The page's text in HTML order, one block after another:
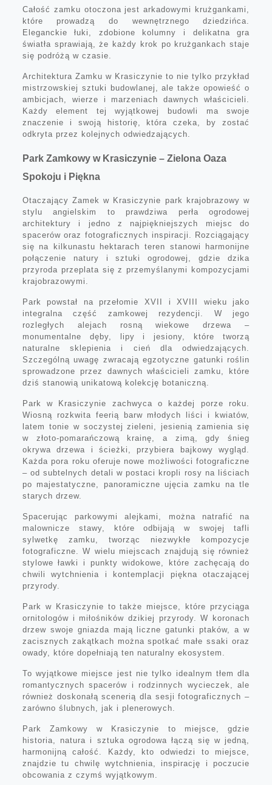
Całość zamku otoczona jest arkadowymi krużgankami,
które prowadzą do wewnętrznego dziedzińca.
Eleganckie łuki, zdobione kolumny i delikatna gra
światła sprawiają, że każdy krok po krużgankach staje
się podróżą w czasie.
Architektura Zamku w Krasiczynie to nie tylko przykład
mistrzowskiej sztuki budowlanej, ale także opowieść o
ambicjach, wierze i marzeniach dawnych właścicieli.
Każdy element tej wyjątkowej budowli ma swoje
znaczenie i swoją historię, która czeka, by zostać
odkryta przez kolejnych odwiedzających.
Park Zamkowy w Krasiczynie – Zielona Oaza
Spokoju i Piękna
Otaczający Zamek w Krasiczynie park krajobrazowy w
stylu angielskim to prawdziwa perła ogrodowej
architektury i jedno z najpiękniejszych miejsc do
spacerów oraz fotograficznych inspiracji. Rozciągający
się na kilkunastu hektarach teren stanowi harmonijne
połączenie natury i sztuki ogrodowej, gdzie dzika
przyroda przeplata się z przemyślanymi kompozycjami
krajobrazowymi.
Park powstał na przełomie XVII i XVIII wieku jako
integralna część zamkowej rezydencji. W jego
rozległych alejach rosną wiekowe drzewa –
monumentalne dęby, lipy i jesiony, które tworzą
naturalne sklepienia i cień dla odwiedzających.
Szczególną uwagę zwracają egzotyczne gatunki roślin
sprowadzone przez dawnych właścicieli zamku, które
dziś stanowią unikatową kolekcję botaniczną.
Park w Krasiczynie zachwyca o każdej porze roku.
Wiosną rozkwita feerią barw młodych liści i kwiatów,
latem tonie w soczystej zieleni, jesienią zamienia się
w złoto-pomarańczową krainę, a zimą, gdy śnieg
okrywa drzewa i ścieżki, przybiera bajkowy wygląd.
Każda pora roku oferuje nowe możliwości fotograficzne
– od subtelnych detali w postaci kropli rosy na liściach
po majestatyczne, panoramiczne ujęcia zamku na tle
starych drzew.
Spacerując parkowymi alejkami, można natrafić na
malownicze stawy, które odbijają w swojej tafli
sylwetkę zamku, tworząc niezwykłe kompozycje
fotograficzne. W wielu miejscach znajdują się również
stylowe ławki i punkty widokowe, które zachęcają do
chwili wytchnienia i kontemplacji piękna otaczającej
przyrody.
Park w Krasiczynie to także miejsce, które przyciąga
ornitologów i miłośników dzikiej przyrody. W koronach
drzew swoje gniazda mają liczne gatunki ptaków, a w
zacisznych zakątkach można spotkać małe ssaki oraz
owady, które dopełniają ten naturalny ekosystem.
To wyjątkowe miejsce jest nie tylko idealnym tłem dla
romantycznych spacerów i rodzinnych wycieczek, ale
również doskonałą scenerią dla sesji fotograficznych –
zarówno ślubnych, jak i plenerowych.
Park Zamkowy w Krasiczynie to miejsce, gdzie
historia, natura i sztuka ogrodowa łączą się w jedną,
harmonijną całość. Każdy, kto odwiedzi to miejsce,
znajdzie tu chwilę wytchnienia, inspirację i poczucie
obcowania z czymś wyjątkowym.